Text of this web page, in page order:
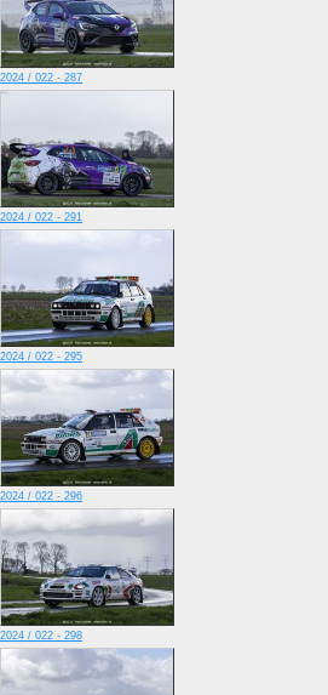
2024 / 022 - 287
2024 / 022 - 291
2024 / 022 - 295
2024 / 022 - 296
2024 / 022 - 298